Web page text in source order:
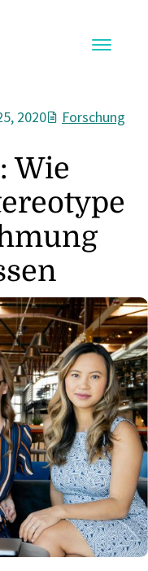
2020 Forschung
Wie